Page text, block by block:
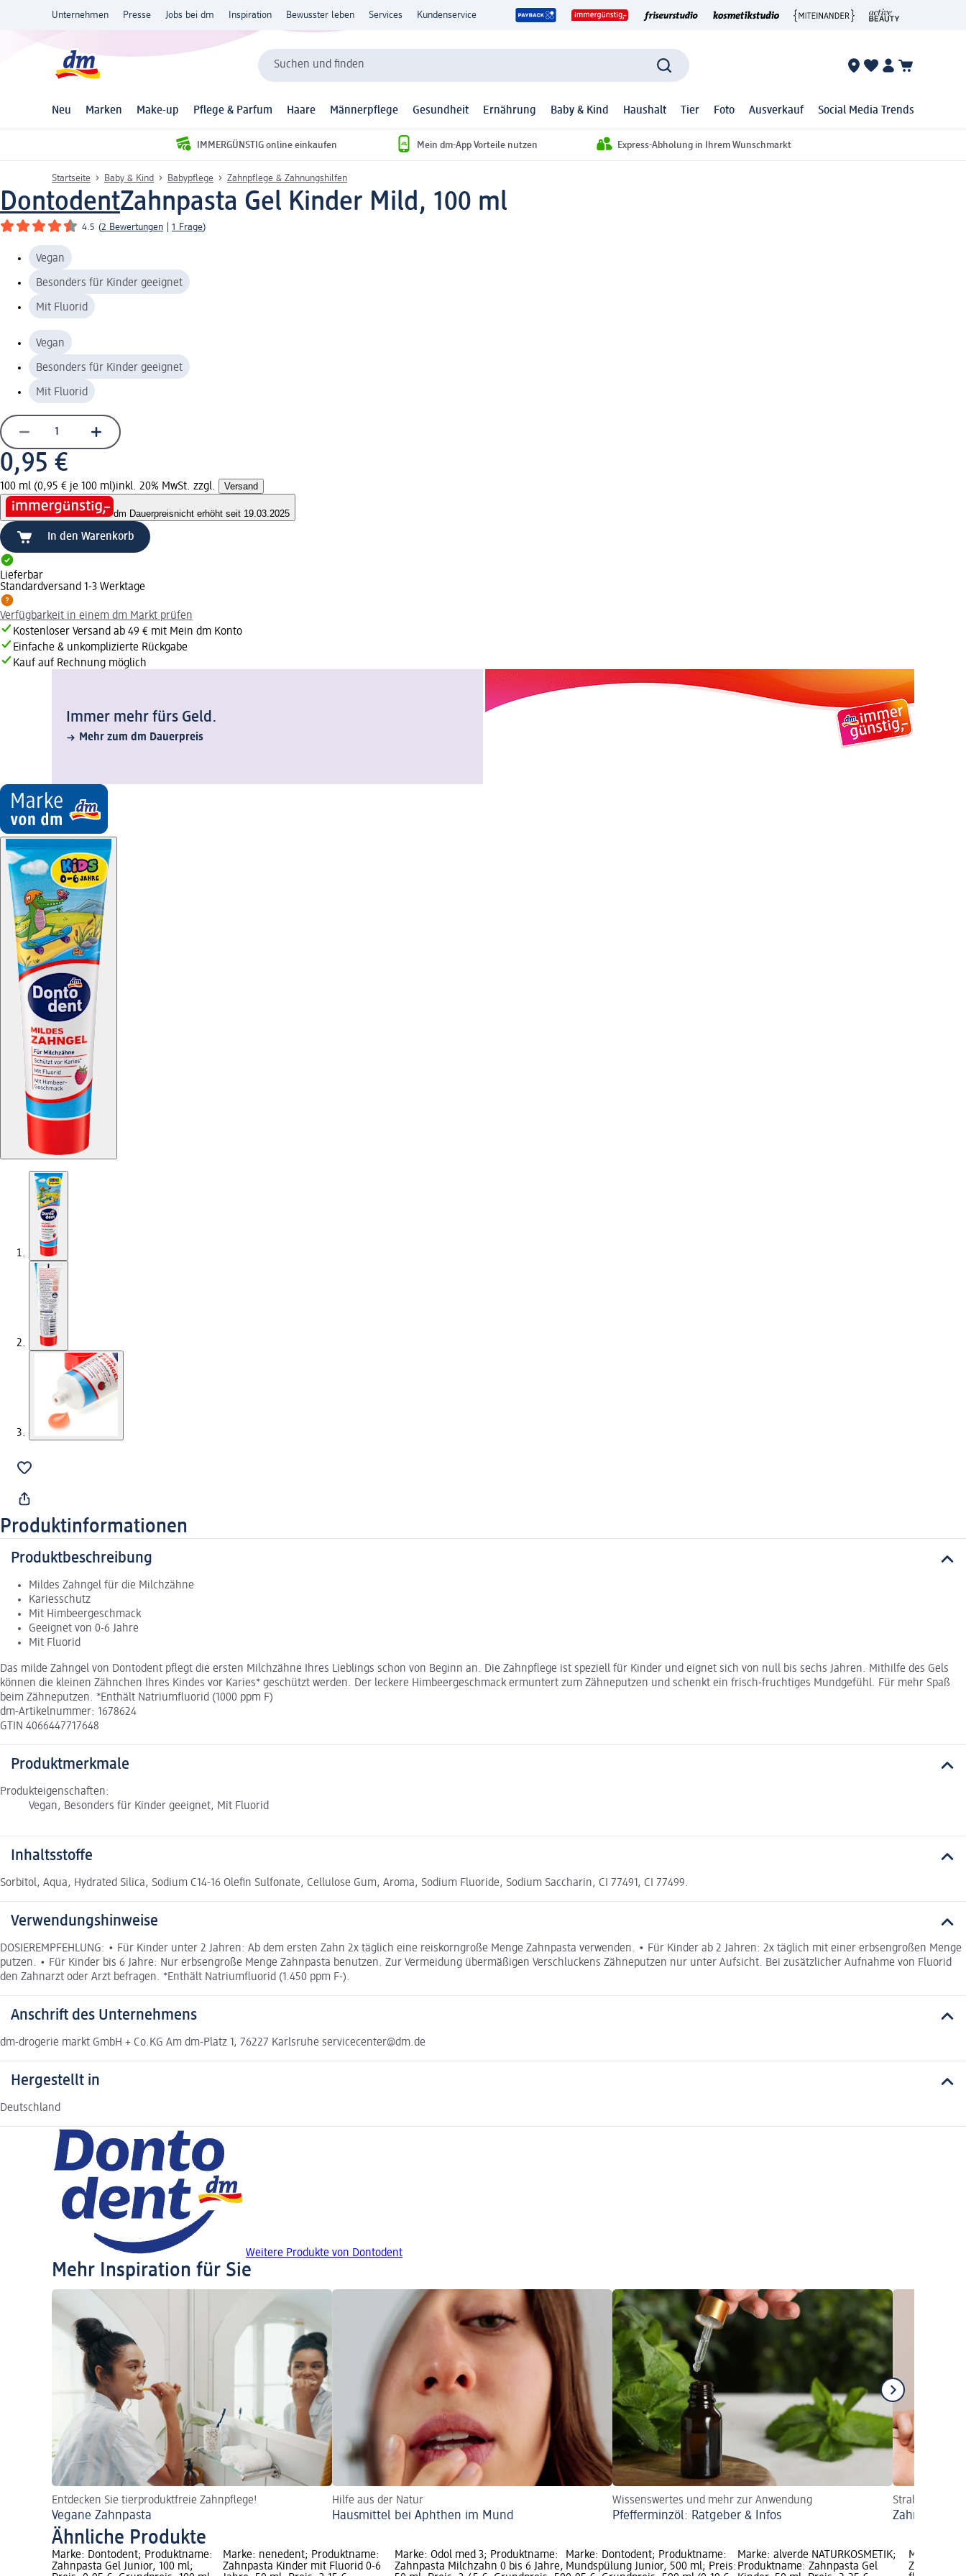
Unternehmen Presse Jobs bei dm Inspiration Bewusster leben Services Kundenservice
Suchen und finden
Neu Marken Make-up Pflege & Parfum Haare Männerpflege Gesundheit Ernährung Baby & Kind Haushalt Tier Foto Ausverkauf Social Media Trends
IMMERGÜNSTIG online einkaufen Mein dm-App Vorteile nutzen Express-Abholung in Ihrem Wunschmarkt
Startseite Baby & Kind Babypflege Zahnpflege & Zahnungshilfen
DontodentZahnpasta Gel Kinder Mild, 100 ml
4.5 (2 Bewertungen 1 Frage)
Vegan
Besonders für Kinder geeignet
Mit Fluorid
Vegan
Besonders für Kinder geeignet
Mit Fluorid
0,95 €
100 ml (0,95 € je 100 ml)inkl. 20% MwSt. zzgl. Versand
dm Dauerpreisnicht erhöht seit 19.03.2025
In den Warenkorb
Lieferbar
Standardversand 1-3 Werktage
Verfügbarkeit in einem dm Markt prüfen
Kostenloser Versand ab 49 € mit Mein dm Konto
Einfache & unkomplizierte Rückgabe
Kauf auf Rechnung möglich
Immer mehr fürs Geld.
Mehr zum dm Dauerpreis
Produktinformationen
Produktbeschreibung
Mildes Zahngel für die Milchzähne
Kariesschutz
Mit Himbeergeschmack
Geeignet von 0-6 Jahre
Mit Fluorid
Das milde Zahngel von Dontodent pflegt die ersten Milchzähne Ihres Lieblings schon von Beginn an. Die Zahnpflege ist speziell für Kinder und eignet sich von null bis sechs Jahren. Mithilfe des Gels
können die kleinen Zähnchen Ihres Kindes vor Karies* geschützt werden. Der leckere Himbeergeschmack ermuntert zum Zähneputzen und schenkt ein frisch-fruchtiges Mundgefühl. Für mehr Spaß
beim Zähneputzen. *Enthält Natriumfluorid (1000 ppm F)
dm-Artikelnummer: 1678624
GTIN 4066447717648
Produktmerkmale
Produkteigenschaften:
Vegan, Besonders für Kinder geeignet, Mit Fluorid
Inhaltsstoffe
Sorbitol, Aqua, Hydrated Silica, Sodium C14-16 Olefin Sulfonate, Cellulose Gum, Aroma, Sodium Fluoride, Sodium Saccharin, CI 77491, CI 77499.
Verwendungshinweise
DOSIEREMPFEHLUNG: • Für Kinder unter 2 Jahren: Ab dem ersten Zahn 2x täglich eine reiskorngroße Menge Zahnpasta verwenden. • Für Kinder ab 2 Jahren: 2x täglich mit einer erbsengroßen Menge
putzen. • Für Kinder bis 6 Jahre: Nur erbsengroße Menge Zahnpasta benutzen. Zur Vermeidung übermäßigen Verschluckens Zähneputzen nur unter Aufsicht. Bei zusätzlicher Aufnahme von Fluorid
den Zahnarzt oder Arzt befragen. *Enthält Natriumfluorid (1.450 ppm F-).
Anschrift des Unternehmens
dm-drogerie markt GmbH + Co.KG Am dm-Platz 1, 76227 Karlsruhe servicecenter@dm.de
Hergestellt in
Deutschland
Weitere Produkte von Dontodent
Mehr Inspiration für Sie
Entdecken Sie tierproduktfreie Zahnpflege!
Vegane Zahnpasta
Hilfe aus der Natur
Hausmittel bei Aphthen im Mund
Wissenswertes und mehr zur Anwendung
Pfefferminzöl: Ratgeber & Infos
Strahlend
Zahnpasta
Ähnliche Produkte
Marke: Dontodent; Produktname:
Zahnpasta Gel Junior, 100 ml;
Marke: nenedent; Produktname:
Zahnpasta Kinder mit Fluorid 0-6
Marke: Odol med 3; Produktname:
Zahnpasta Milchzahn 0 bis 6 Jahre,
Marke: Dontodent; Produktname:
Mundspülung Junior, 500 ml; Preis:
Marke: alverde NATURKOSMETIK;
Produktname: Zahnpasta Gel
Marke:
Zahnpasta